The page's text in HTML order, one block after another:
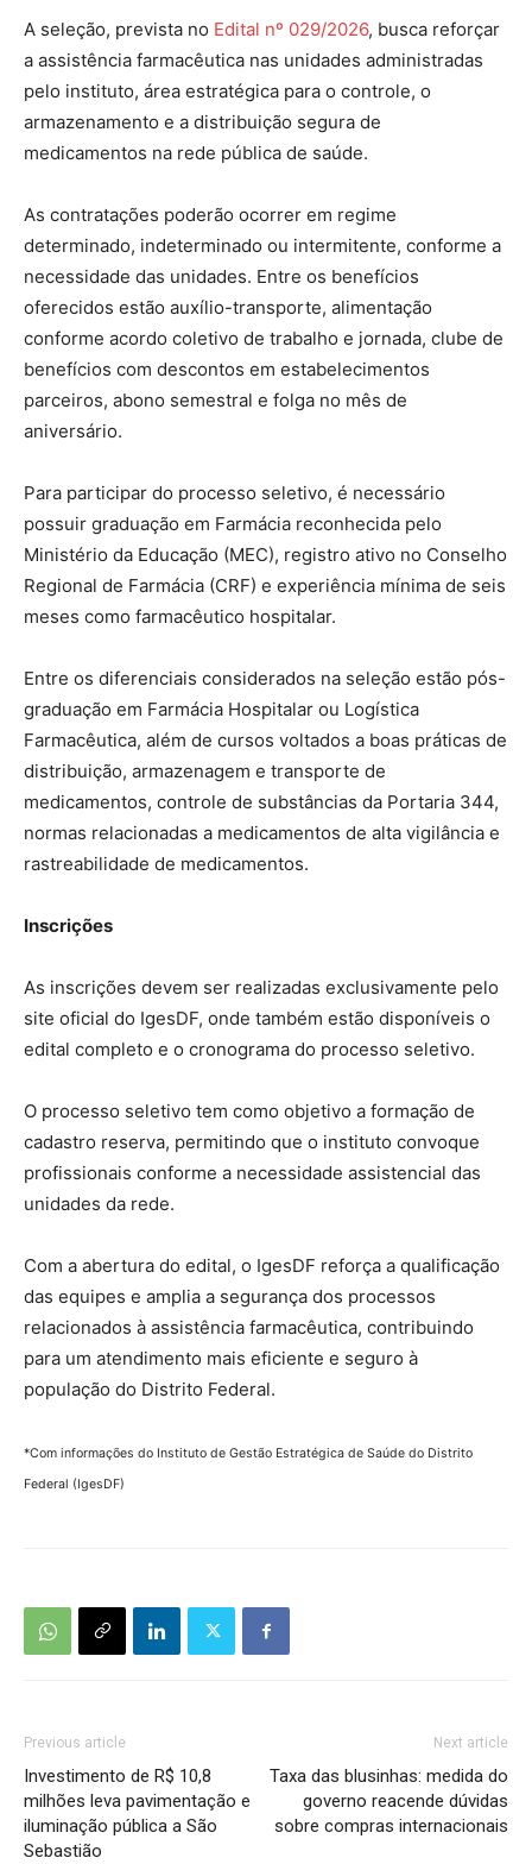
A seleção, prevista no Edital nº 029/2026, busca reforçar
a assistência farmacêutica nas unidades administradas
pelo instituto, área estratégica para o controle, o
armazenamento e a distribuição segura de
medicamentos na rede pública de saúde.
As contratações poderão ocorrer em regime
determinado, indeterminado ou intermitente, conforme a
necessidade das unidades. Entre os benefícios
oferecidos estão auxílio-transporte, alimentação
conforme acordo coletivo de trabalho e jornada, clube de
benefícios com descontos em estabelecimentos
parceiros, abono semestral e folga no mês de
aniversário.
Para participar do processo seletivo, é necessário
possuir graduação em Farmácia reconhecida pelo
Ministério da Educação (MEC), registro ativo no Conselho
Regional de Farmácia (CRF) e experiência mínima de seis
meses como farmacêutico hospitalar.
Entre os diferenciais considerados na seleção estão pós-
graduação em Farmácia Hospitalar ou Logística
Farmacêutica, além de cursos voltados a boas práticas de
distribuição, armazenagem e transporte de
medicamentos, controle de substâncias da Portaria 344,
normas relacionadas a medicamentos de alta vigilância e
rastreabilidade de medicamentos.
Inscrições
As inscrições devem ser realizadas exclusivamente pelo
site oficial do IgesDF, onde também estão disponíveis o
edital completo e o cronograma do processo seletivo.
O processo seletivo tem como objetivo a formação de
cadastro reserva, permitindo que o instituto convoque
profissionais conforme a necessidade assistencial das
unidades da rede.
Com a abertura do edital, o IgesDF reforça a qualificação
das equipes e amplia a segurança dos processos
relacionados à assistência farmacêutica, contribuindo
para um atendimento mais eficiente e seguro à
população do Distrito Federal.
*Com informações do Instituto de Gestão Estratégica de Saúde do Distrito
Federal (IgesDF)
Previous article
Investimento de R$ 10,8
milhões leva pavimentação e
iluminação pública a São
Sebastião
Next article
Taxa das blusinhas: medida do
governo reacende dúvidas
sobre compras internacionais